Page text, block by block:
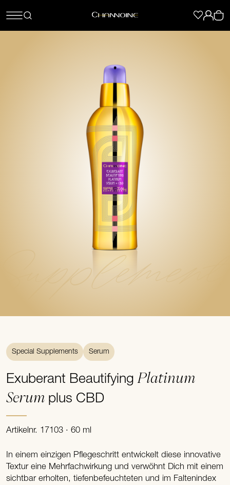
Special Supplements Serum
Exuberant BeautifyingPlatinum
Serum plus CBD
Artikelnr. 17103 · 60 ml
In einem einzigen Pflegeschritt entwickelt diese innovative
Textur eine Mehrfachwirkung und verwöhnt Dich mit einem
sichtbar erholten, tiefenbefeuchteten und im Faltenindex